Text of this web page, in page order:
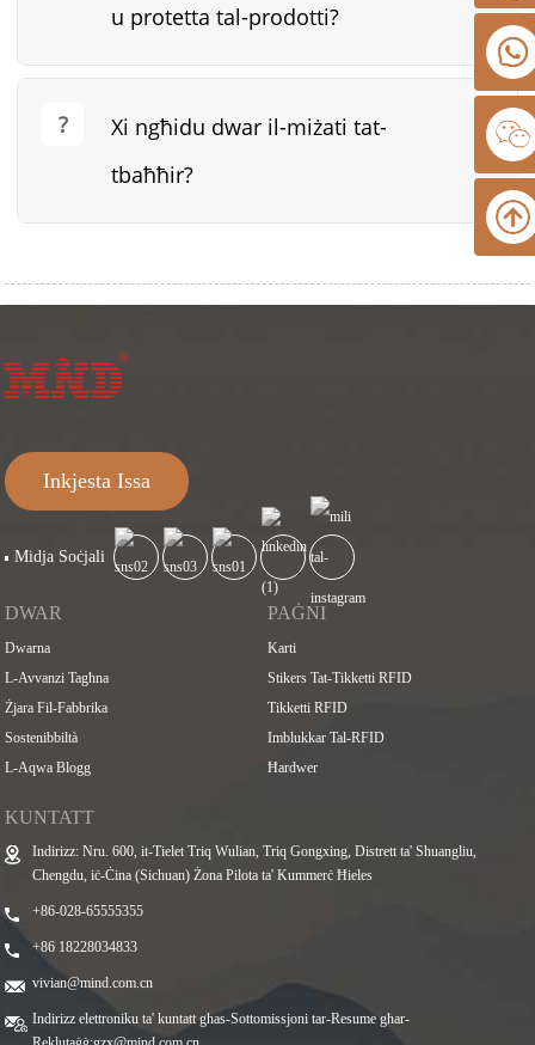
u protetta tal-prodotti?
Xi ngħidu dwar il-miżati tat-
tbaħħir?
Inkjesta Issa
Midja Soċjali
DWAR
Dwarna
L-Avvanzi Tagħna
Żjara Fil-Fabbrika
Sostenibbiltà
L-Aqwa Blogg
PAĠNI
Karti
Stikers Tat-Tikketti RFID
Tikketti RFID
Imblukkar Tal-RFID
Ħardwer
KUNTATT
Indirizz: Nru. 600, it-Tielet Triq Wulian, Triq Gongxing, Distrett ta' Shuangliu,
Chengdu, iċ-Ċina (Sichuan) Żona Pilota ta' Kummerċ Ħieles
+86-028-65555355
+86 18228034833
vivian@mind.com.cn
Indirizz elettroniku ta' kuntatt għas-Sottomissjoni tar-Resume għar-